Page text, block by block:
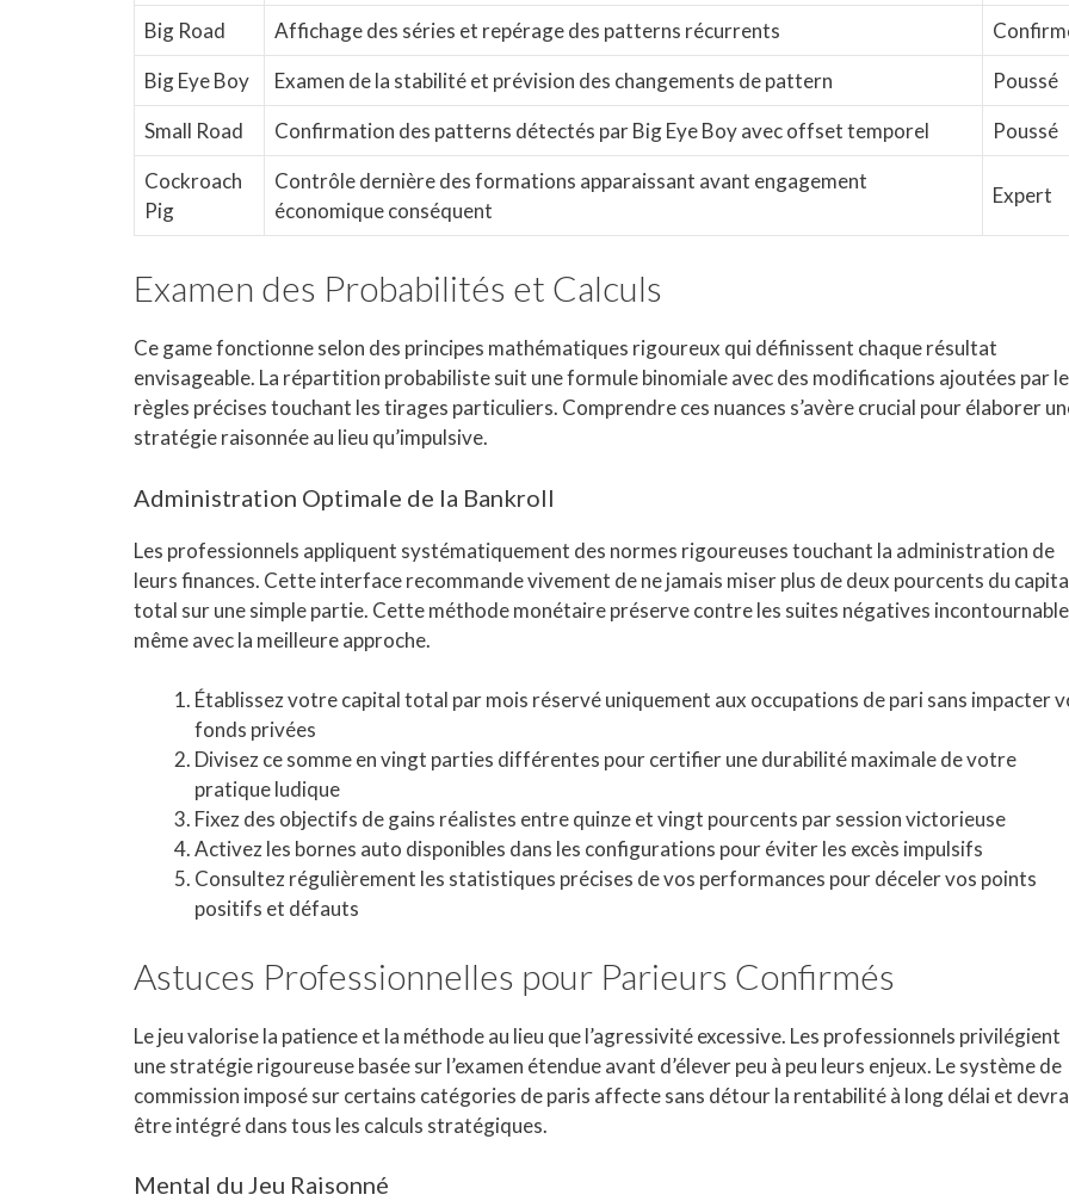
Big Road
Affichage des séries et repérage des patterns récurrents
Big Eye Boy
Examen de la stabilité et prévision des changements de pattern
Poussé
Small Road
Confirmation des patterns détectés par Big Eye Boy avec offset temporel
Poussé
Cockroach
Pig
Contrôle dernière des formations apparaissant avant engagement
économique conséquent
Expert
Examen des Probabilités et Calculs
Ce game fonctionne selon des principes mathématiques rigoureux qui définissent chaque résultat
envisageable. La répartition probabiliste suit une formule binomiale avec des modifications ajoutées par
règles précises touchant les tirages particuliers. Comprendre ces nuances s’avère crucial pour élaborer
stratégie raisonnée au lieu qu’impulsive.
Administration Optimale de la Bankroll
Les professionnels appliquent systématiquement des normes rigoureuses touchant la administration de
leurs finances. Cette interface recommande vivement de ne jamais miser plus de deux pourcents du
total sur une simple partie. Cette méthode monétaire préserve contre les suites négatives
même avec la meilleure approche.
Établissez votre capital total par mois réservé uniquement aux occupations de pari sans impacter
fonds privées
Divisez ce somme en vingt parties différentes pour certifier une durabilité maximale de votre
pratique ludique
Fixez des objectifs de gains réalistes entre quinze et vingt pourcents par session victorieuse
Activez les bornes auto disponibles dans les configurations pour éviter les excès impulsifs
Consultez régulièrement les statistiques précises de vos performances pour déceler vos points
positifs et défauts
Astuces Professionnelles pour Parieurs Confirmés
Le jeu valorise la patience et la méthode au lieu que l’agressivité excessive. Les professionnels privilégient
une stratégie rigoureuse basée sur l’examen étendue avant d’élever peu à peu leurs enjeux. Le système de
commission imposé sur certains catégories de paris affecte sans détour la rentabilité à long délai et
être intégré dans tous les calculs stratégiques.
Mental du Jeu Raisonné